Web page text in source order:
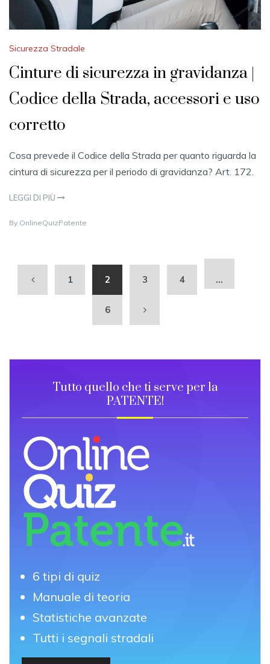
Sicurezza Stradale
Cinture di sicurezza in gravidanza |
Codice della Strada, accessori e uso
corretto
Cosa prevede il Codice della Strada per quanto riguarda la
cintura di sicurezza per il periodo di gravidanza? Art. 172.
LEGGI DI PIÙ
2
By OnlineQuizPatente
1 2 3 4 …
6
Tutto quello che ti serve per la
PATENTE!
6 tipi di quiz
Manuale di teoria
Statistiche avanzate
Tutti i segnali stradali